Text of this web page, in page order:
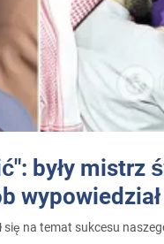
były mistrz
się na temat sukcesu